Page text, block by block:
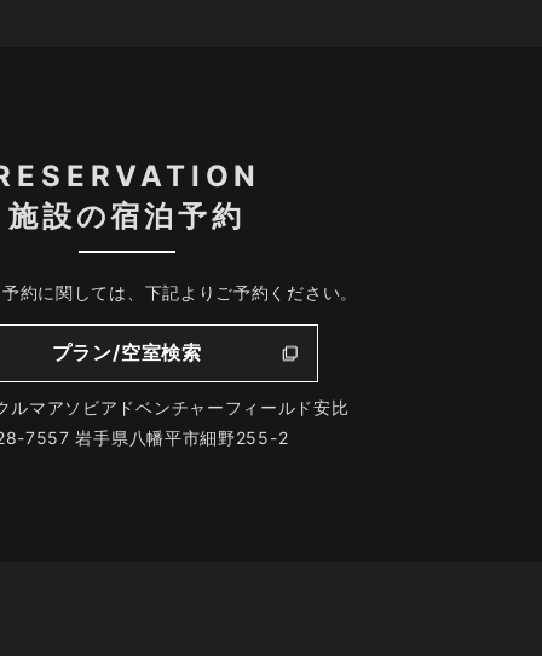
施設の宿泊予約
約に関しては、下記よりご予約ください。
プラン/空室検索
ルマアソビアドベンチャーフィールド安比
7557 岩手県八幡平市細野255-2